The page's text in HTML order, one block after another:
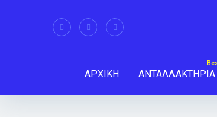
ΑΡΧΙΚΗ ΑΝΤΑΛΛΑΚΤΗΡΙΑ